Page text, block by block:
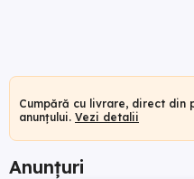
Cumpără cu livrare, direct din
anunțului. Vezi detalii
Anunțuri